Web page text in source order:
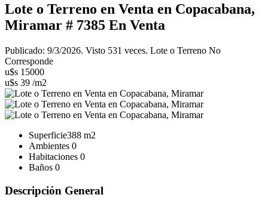
Lote o Terreno en Venta en Copacabana,
Miramar # 7385 En Venta
Publicado: 9/3/2026. Visto 531 veces. Lote o Terreno No
Corresponde
u$s 15000
u$s 39 /m2
Superficie388 m2
Ambientes 0
Habitaciones 0
Baños 0
Descripción General